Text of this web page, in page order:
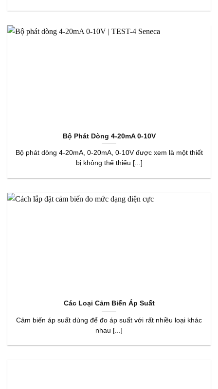
Bộ Phát Dòng 4-20mA 0-10V
Bộ phát dòng 4-20mA, 0-20mA, 0-10V được xem là một thiết
bị không thể thiếu [...]
Các Loại Cảm Biến Áp Suất
Cảm biến áp suất dùng để đo áp suất với rất nhiều loại khác
nhau [...]